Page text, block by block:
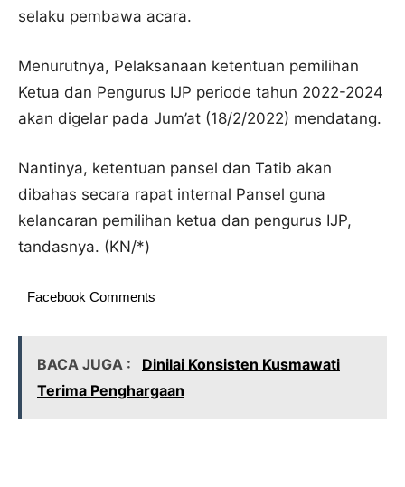
selaku pembawa acara.
Menurutnya, Pelaksanaan ketentuan pemilihan
Ketua dan Pengurus IJP periode tahun 2022-2024
akan digelar pada Jum’at (18/2/2022) mendatang.
Nantinya, ketentuan pansel dan Tatib akan
dibahas secara rapat internal Pansel guna
kelancaran pemilihan ketua dan pengurus IJP,
tandasnya. (KN/*)
Facebook Comments
BACA JUGA :
Dinilai Konsisten Kusmawati
Terima Penghargaan